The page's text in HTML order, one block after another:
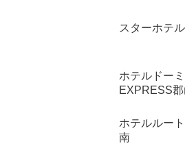
スターホテ
ホテルドー
EXPRESS郡
ホテルルー
南